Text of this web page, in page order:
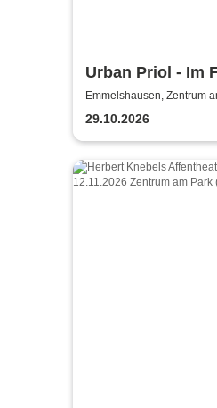
Urban Priol - Im
Emmelshausen, Zentrum
29.10.2026